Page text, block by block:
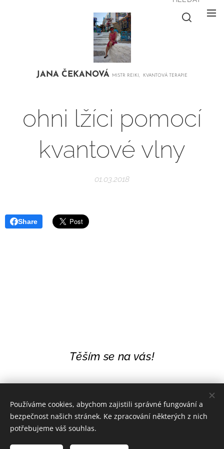
JANA ČEKANOVÁ MISTR REIKI, KVANTOVÁ TERAPIE
ohni lžíci pomocí
kvantové vlny
01.03.2018
Share
Těším se na vás!
Používáme cookies, abychom zajistili správné fungování a
bezpečnost našich stránek. Ke zpracování některých z nich
potřebujeme váš souhlas.